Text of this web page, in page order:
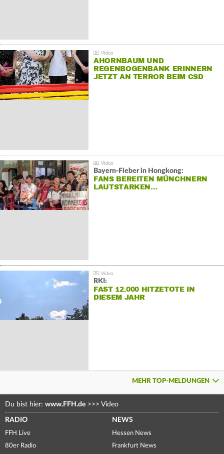
AHORNBAUM UND
REGENBOGENBANK ERINNERN
JETZT AN TERROR BEIM CSD
Bayern-Fieber in Hongkong:
FANS BEREITEN MÜNCHNERN
LAUTSTARKEN…
RKI:
FAST 12.000 HITZETOTE IN
DIESEM JAHR
MEHR TOP-MELDUNGEN
Du bist hier: www.FFH.de >>> Video
RADIO
FFH Live
80er Radio
NEWS
Hessen News
Frankfurt News